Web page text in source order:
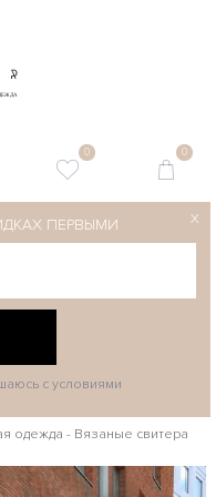
0 0
ПЕРВЫМИ X
с условиями
одежда - Вязаные свитера